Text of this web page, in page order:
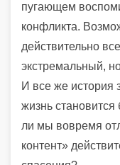
пугающем
конфликта.
действительно
экстремальный,
И все же история
жизнь
ли мы вовремя
контент»